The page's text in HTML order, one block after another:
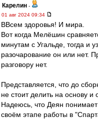
Карелин -
01 авг 2024 09:34
ВВсем здоровья! И мира.
Вот когда Мелёшин
минутам с Угальде, тогда и
разочарование он или нет.
разговору нет.
Представляется, что до
не стоит делить на основу и
Надеюсь, что Деян
своём этапе работы в